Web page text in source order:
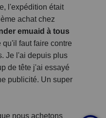
l'expédition était
achat chez
emuaid à tous
faut faire contre
Je l'ai depuis plus
de tête j'ai essayé
publicité. Un super
nous achetons